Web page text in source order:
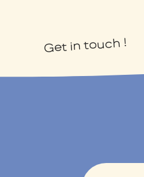
Get in touch !